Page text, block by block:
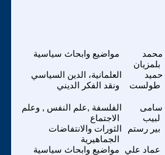
مواضيع وابحاث سياسية
محمد
بلمزيان
العلمانية، الدين السياسي
ونقد الفكر الديني
حميد
طولست
الفلسفة ,علم النفس , وعلم
الاجتماع
سامى
لبيب
الثورات والانتفاضات
الجماهيرية
بير رستم
مواضيع وابحاث سياسية عماد علي